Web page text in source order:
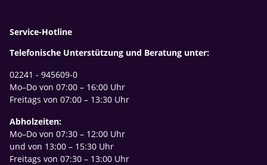
Service-Hotline
Telefonische Unterstützung und Beratung unter:
02241 - 945609-0
Mo–Do von 07:00 – 16:00 Uhr
Freitags von 07:00 – 13:30 Uhr
Abholzeiten:
Mo–Do von 07:30 – 12:00 Uhr
und von 13:00 – 15:30 Uhr
Freitags von 07:30 – 13:00 Uhr